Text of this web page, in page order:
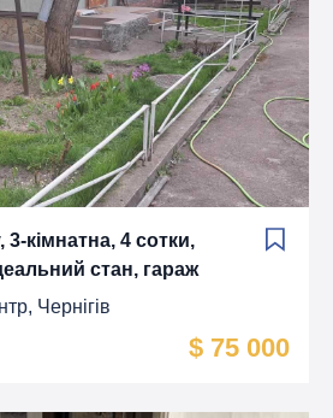
кімнатна, 4 сотки,
стан, гараж
Чернігів
$ 75 000